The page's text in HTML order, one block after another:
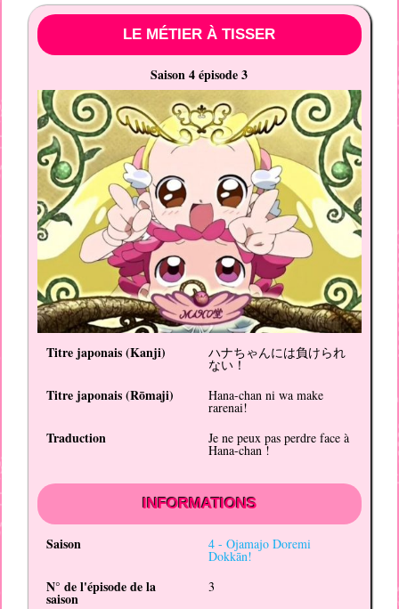
LE MÉTIER À TISSER
Saison 4 épisode 3
Titre japonais (Kanji) ハナちゃんには負けられ
ない！
Titre japonais (Rōmaji) Hana-chan ni wa make
rarenai!
Traduction Je ne peux pas perdre face à
Hana-chan !
INFORMATIONS
Saison 4 - Ojamajo Doremi
Dokkān!
N° de l'épisode de la
saison
3